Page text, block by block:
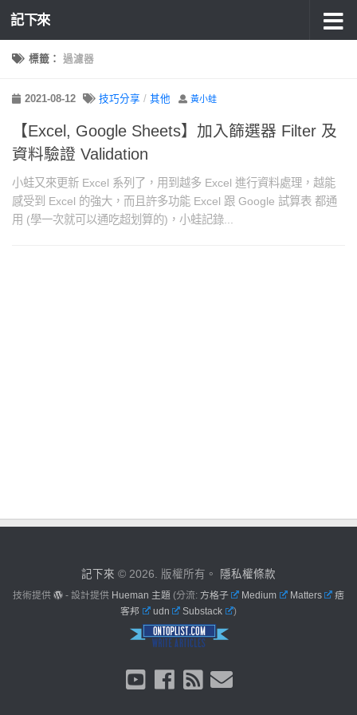
記下來
標籤： 過濾器
2021-08-12 技巧分享 / 其他 黃小蛙
【Excel, Google Sheets】加入篩選器 Filter 及
資料驗證 Validation
小蛙又來更新 Excel 系列了，用到越多 Excel 進行資料處理，越能
感受到 Excel 的強大，而且許多功能 Excel 跟 Google 試算表 都通
用 (學一次就可以通吃超划算的)，小蛙記錄...
記下來 © 2026. 版權所有。 隱私權條款
技術提供 - 設計提供 Hueman 主題 (分流: 方格子 Medium Matters
痞
客邦
udn Substack )